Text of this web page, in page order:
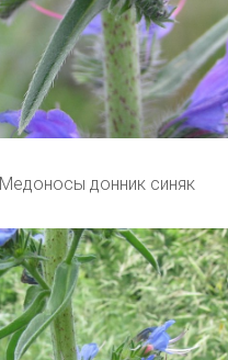
Медоносы донник синяк